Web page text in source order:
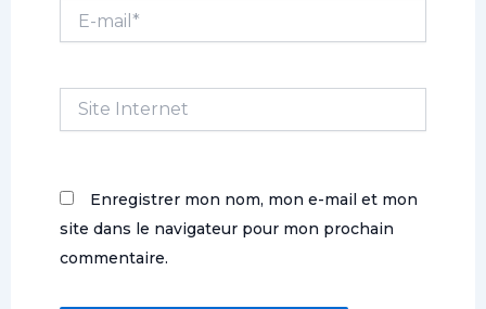
mail*
Site
Internet
Enregistrer mon nom, mon e-mail et mon
site dans le navigateur pour mon prochain
commentaire.